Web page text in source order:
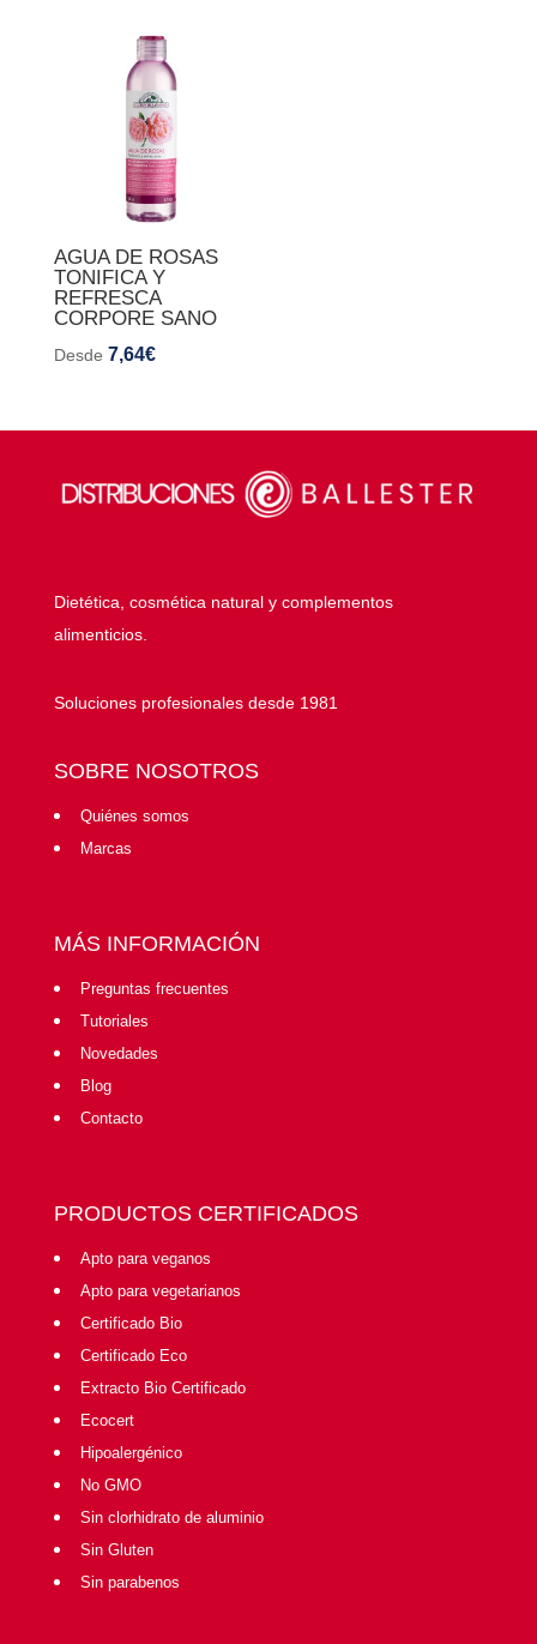
AGUA DE ROSAS
TONIFICA Y
REFRESCA
CORPORE SANO
Desde 7,64€
Dietética, cosmética natural y complementos
alimenticios.
Soluciones profesionales desde 1981
SOBRE NOSOTROS
Quiénes somos
Marcas
MÁS INFORMACIÓN
Preguntas frecuentes
Tutoriales
Novedades
Blog
Contacto
PRODUCTOS CERTIFICADOS
Apto para veganos
Apto para vegetarianos
Certificado Bio
Certificado Eco
Extracto Bio Certificado
Ecocert
Hipoalergénico
No GMO
Sin clorhidrato de aluminio
Sin Gluten
Sin parabenos